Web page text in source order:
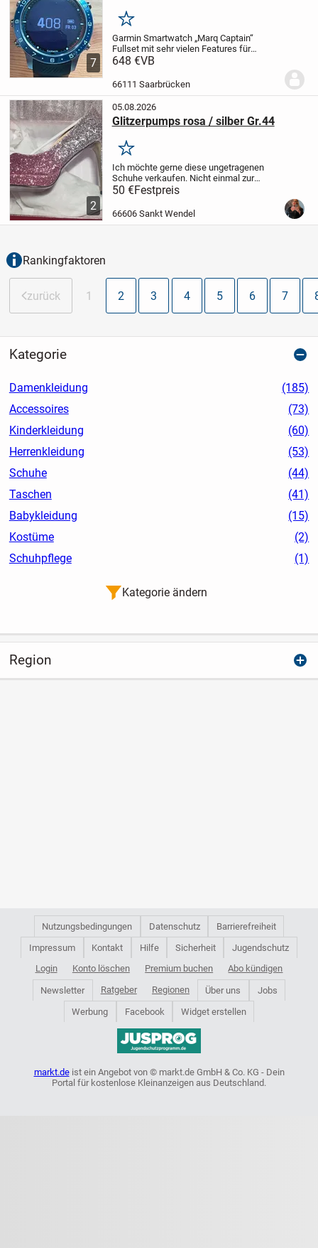
7
Merken
Garmin Smartwatch „Marq Captain“
Fullset mit sehr vielen Features für
Seefahrt,Wandern Sport etc.
648 €VB
66111 Saarbrücken
2
05.08.2026
Glitzerpumps rosa / silber Gr.44
Merken
Ich möchte gerne diese ungetragenen
Schuhe verkaufen. Nicht einmal zur
Anprobe, da ich nicht rein kam.
sie als Größe 45 bestellt, fallen aber leider
zu klein aus und ich kann sie nicht...
50 €Festpreis
66606 Sankt Wendel
Rankingfaktoren
zurück 1 2 3 4 5 6 7
Kategorie
Damenkleidung
(185)
Accessoires
(73)
Kinderkleidung
(60)
Herrenkleidung
(53)
Schuhe
(44)
Taschen
(41)
Babykleidung
(15)
Kostüme
(2)
Schuhpflege
(1)
Kategorie ändern
Region
Nutzungsbedingungen Datenschutz
Barrierefreiheit
Impressum
Kontakt Hilfe Sicherheit
Jugendschutz
Login
Konto löschen Premium buchen Abo kündigen
Newsletter Ratgeber Regionen Über uns
Jobs
Werbung
Facebook Widget erstellen
markt.deist ein Angebot von © markt.de GmbH & Co. KG - Dein
Portal für kostenlose Kleinanzeigen aus Deutschland.